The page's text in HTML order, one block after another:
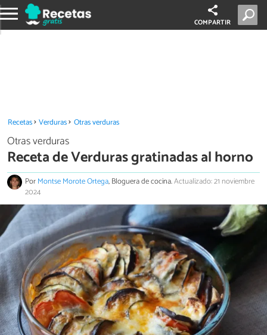
COMPARTIR
Recetas Verduras Otras verduras
Otras verduras
Receta de Verduras gratinadas al horno
PorMontse Morote Ortega, Bloguera de cocina.Actualizado: 21 noviembre
2024